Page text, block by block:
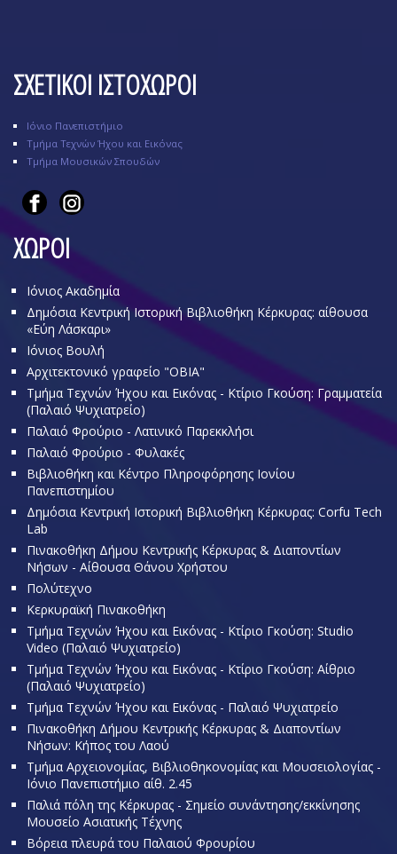
ΣΧΕΤΙΚΟΙ ΙΣΤΟΧΩΡΟΙ
Ιόνιο Πανεπιστήμιο
Τμήμα Τεχνών Ήχου και Εικόνας
Τμήμα Μουσικών Σπουδών
ΧΩΡΟΙ
Ιόνιος Ακαδημία
Δημόσια Κεντρική Ιστορική Βιβλιοθήκη Κέρκυρας: αίθουσα
«Εύη Λάσκαρι»
Ιόνιος Βουλή
Αρχιτεκτονικό γραφείο "OBIA"
Τμήμα Τεχνών Ήχου και Εικόνας - Κτίριο Γκούση: Γραμματεία
(Παλαιό Ψυχιατρείο)
Παλαιό Φρούριο - Λατινικό Παρεκκλήσι
Παλαιό Φρούριο - Φυλακές
Βιβλιοθήκη και Κέντρο Πληροφόρησης Ιονίου
Πανεπιστημίου
Δημόσια Κεντρική Ιστορική Βιβλιοθήκη Κέρκυρας: Corfu Tech
Lab
Πινακοθήκη Δήμου Κεντρικής Κέρκυρας & Διαποντίων
Νήσων - Αίθουσα Θάνου Χρήστου
Πολύτεχνο
Κερκυραϊκή Πινακοθήκη
Τμήμα Τεχνών Ήχου και Εικόνας - Κτίριο Γκούση: Studio
Video (Παλαιό Ψυχιατρείο)
Τμήμα Τεχνών Ήχου και Εικόνας - Κτίριο Γκούση: Αίθριο
(Παλαιό Ψυχιατρείο)
Τμήμα Τεχνών Ήχου και Εικόνας - Παλαιό Ψυχιατρείο
Πινακοθήκη Δήμου Κεντρικής Κέρκυρας & Διαποντίων
Νήσων: Κήπος του Λαού
Τμήμα Αρχειονομίας, Βιβλιοθηκονομίας και Μουσειολογίας -
Ιόνιο Πανεπιστήμιο αίθ. 2.45
Παλιά πόλη της Κέρκυρας - Σημείο συνάντησης/εκκίνησης
Μουσείο Ασιατικής Τέχνης
Βόρεια πλευρά του Παλαιού Φρουρίου